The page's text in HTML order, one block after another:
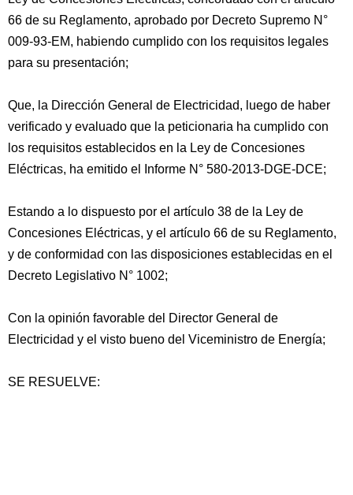
66 de su Reglamento, aprobado por Decreto Supremo N°
009-93-EM, habiendo cumplido con los requisitos legales
para su presentación;
Que, la Dirección General de Electricidad, luego de haber
verificado y evaluado que la peticionaria ha cumplido con
los requisitos establecidos en la Ley de Concesiones
Eléctricas, ha emitido el Informe N° 580-2013-DGE-DCE;
Estando a lo dispuesto por el artículo 38 de la Ley de
Concesiones Eléctricas, y el artículo 66 de su Reglamento,
y de conformidad con las disposiciones establecidas en el
Decreto Legislativo N° 1002;
Con la opinión favorable del Director General de
Electricidad y el visto bueno del Viceministro de Energía;
SE RESUELVE: